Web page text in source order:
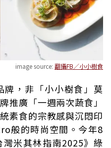
image source: 翻攝FB／小小樹食
，非「小小樹食」莫
推廣「一週兩次蔬食」
素食的宗教感與沉悶印
般的時尚空間。今年8
米其林指南2025》綠